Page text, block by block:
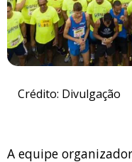
Crédito: Divulgação
A equipe